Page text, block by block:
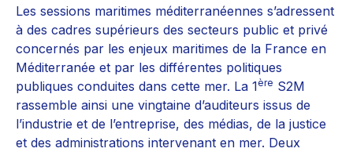
Les sessions maritimes méditerranéennes s’adressent
à des cadres supérieurs des secteurs public et privé
concernés par les enjeux maritimes de la France en
Méditerranée et par les différentes politiques
publiques conduites dans cette mer. La 1ère S2M
rassemble ainsi une vingtaine d’auditeurs issus de
l’industrie et de l’entreprise, des médias, de la justice
et des administrations intervenant en mer. Deux